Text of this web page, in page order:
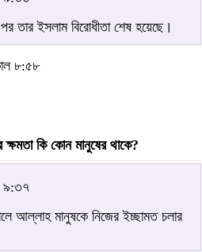
তার ইসলাম বিরোধীতা শেষ হয়েছে।
৮:৫৮
কি কোন মানুষের থাকে?
৯:৩৭
আল্লাহ মানুষকে নিজের ইচ্ছামত চলার